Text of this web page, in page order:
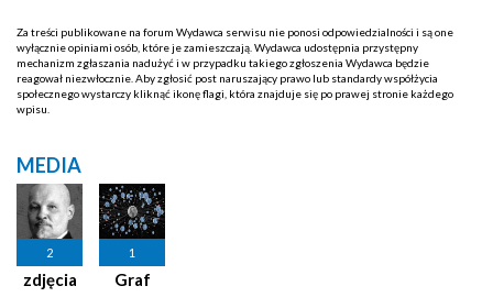
Za treści publikowane na forum Wydawca serwisu nie ponosi odpowiedzialności i są one
wyłącznie opiniami osób, które je zamieszczają. Wydawca udostępnia przystępny
mechanizm zgłaszania nadużyć i w przypadku takiego zgłoszenia Wydawca będzie
reagował niezwłocznie. Aby zgłosić post naruszający prawo lub standardy współżycia
społecznego wystarczy kliknąć ikonę flagi, która znajduje się po prawej stronie każdego
wpisu.
MEDIA
2
zdjęcia
1
Graf